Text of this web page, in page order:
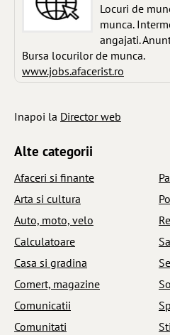
Locuri de
munca.
angajati.
Bursa locurilor de munca.
www.jobs.afacerist.ro
Inapoi la Director web
Alte categorii
Afaceri si finante
Arta si cultura
Auto, moto, velo
Calculatoare
Casa si gradina
Comert, magazine
Comunicatii
Comunitati